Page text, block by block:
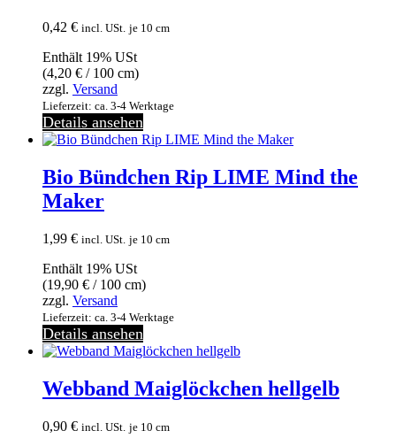
0,42 € incl. USt. je 10 cm
Enthält 19% USt
(4,20 € / 100 cm)
zzgl. Versand
Lieferzeit: ca. 3-4 Werktage
Details ansehen
Bio Bündchen Rip LIME Mind the
Maker
1,99 € incl. USt. je 10 cm
Enthält 19% USt
(19,90 € / 100 cm)
zzgl. Versand
Lieferzeit: ca. 3-4 Werktage
Details ansehen
Webband Maiglöckchen hellgelb
0,90 € incl. USt. je 10 cm